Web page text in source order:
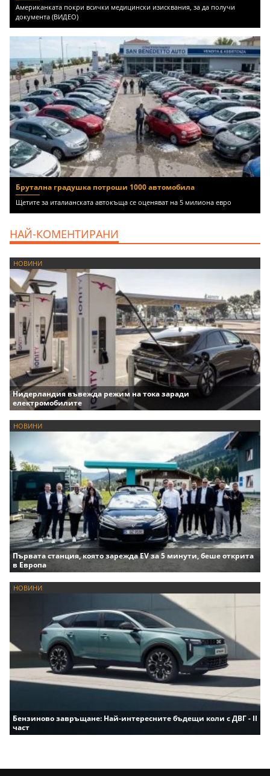
Американката покри всички медицински изисквания, за да получи
документа (ВИДЕО)
Брутална градушка потроши 1000 автомобила
Щетите за италианската автокъща се оценяват на 5 милиона евро
НАЙ-КОМЕНТИРАНИ
НОВИНИ
Нидерландия въвежда режим на тока заради
електромобилите
НОВИНИ
Първата станция, която зарежда EV за 5 минути, беше открита
в Европа
НОВИНИ
Бензиново завръщане: Най-интересните бъдещи коли с ДВГ - II
част